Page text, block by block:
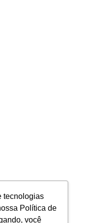
tecnologias
Política de
você